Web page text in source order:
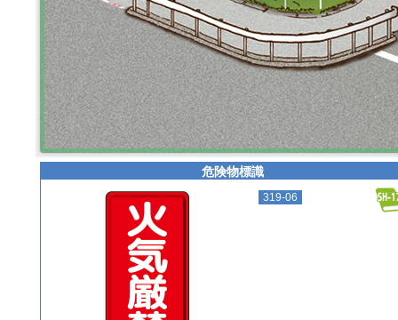
危険物標識
319-06